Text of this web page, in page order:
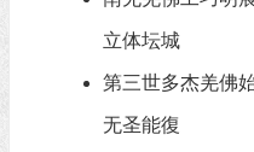
立体坛城
第三世多杰羌佛
无圣能復